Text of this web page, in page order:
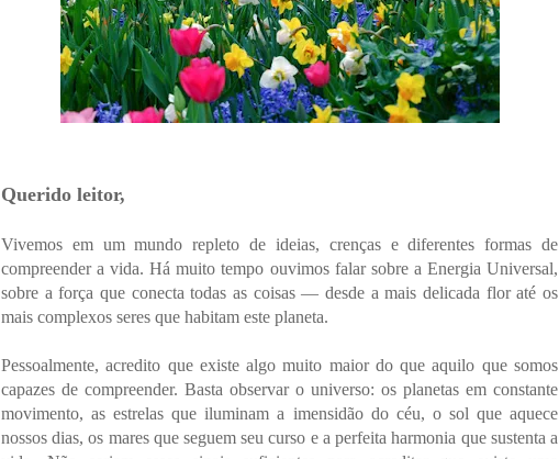
Querido leitor,
Vivemos em um mundo repleto de ideias, crenças e diferentes formas de
compreender a vida. Há muito tempo ouvimos falar sobre a Energia Universal,
sobre a força que conecta todas as coisas — desde a mais delicada flor até os
mais complexos seres que habitam este planeta.
Pessoalmente, acredito que existe algo muito maior do que aquilo que somos
capazes de compreender. Basta observar o universo: os planetas em constante
movimento, as estrelas que iluminam a imensidão do céu, o sol que aquece
nossos dias, os mares que seguem seu curso e a perfeita harmonia que sustenta a